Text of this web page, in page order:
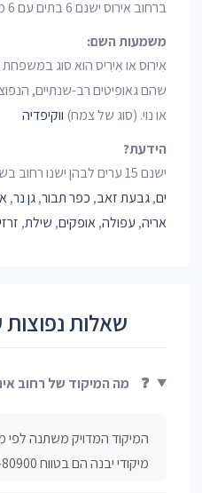
ברחוב אירוס ישנם 6 בתים עם 6 מיקודים שונים.
משמעות השם:
שהם גאופיטים רב-שנתיים,
או נוי. (סוג של צמח) ווקיפדיה
הידעת?
ישנם 15 ערים לבהן ישנו רחוב בשם אירוס:
ים,גבעת זאב, כפר תבור,גן נר,
אריה, עפולה,אופקים, שילת,
שאלות נפוצות
❓ מה המיקוד של רחוב
המיקוד המדויק משתנה
מיקודי יבנה הם בטווח 80900–81100.